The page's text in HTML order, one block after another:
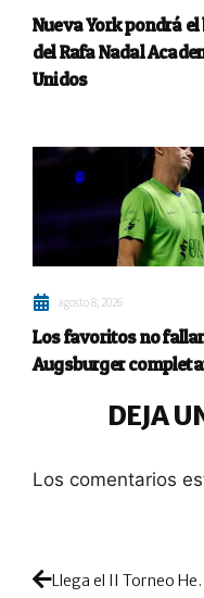
Nueva York pondrá
del Rafa Nadal
Unidos
agosto 8, 2026
Los favoritos no
Augsburger
DEJA
Los comentarios
Llega el II Torneo Healing